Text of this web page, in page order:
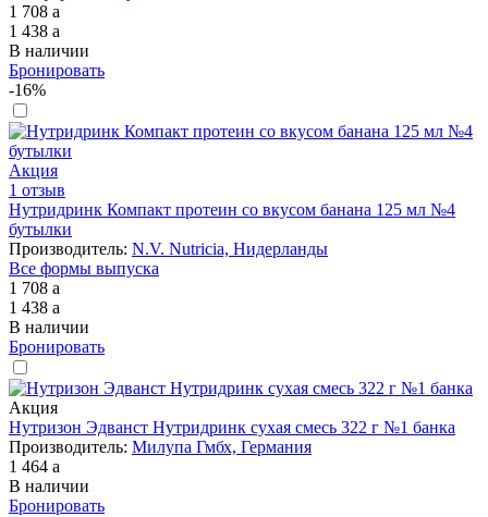
1 708 a
1 438 a
В наличии
Бронировать
-16%
Акция
1 отзыв
Нутридринк Компакт протеин со вкусом банана 125 мл №4
бутылки
Производитель: N.V. Nutricia, Нидерланды
Все формы выпуска
1 708 a
1 438 a
В наличии
Бронировать
Акция
Нутризон Эдванст Нутридринк сухая смесь 322 г №1 банка
Производитель: Милупа Гмбх, Германия
1 464 a
В наличии
Бронировать